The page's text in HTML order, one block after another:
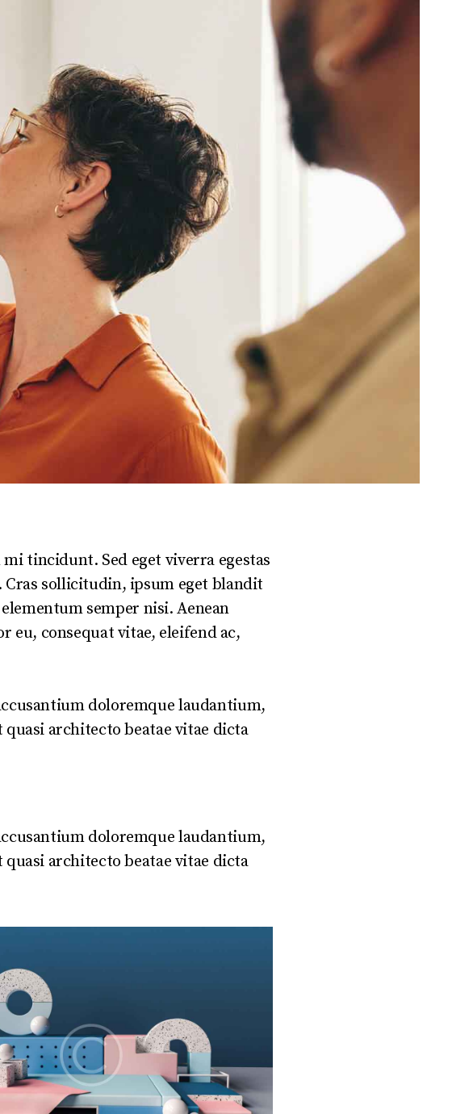
tincidunt. Sed eget viverra egestas
Cras sollicitudin, ipsum eget blandit
semper nisi. Aenean
consequat vitae, eleifend ac,
doloremque laudantium,
architecto beatae vitae dicta
doloremque laudantium,
architecto beatae vitae dicta